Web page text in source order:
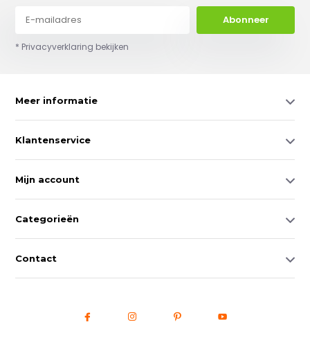
Abonneer
* Privacyverklaring bekijken
Meer informatie
Klantenservice
Mijn account
Categorieën
Contact